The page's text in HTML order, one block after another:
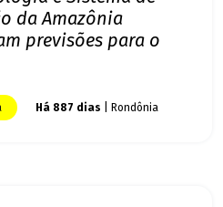
da Amazônia
previsões para o
Há 887 dias | Rondônia